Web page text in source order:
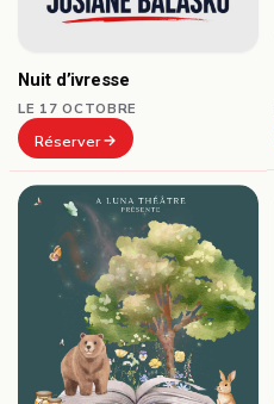
Nuit d’ivresse
LE 17 OCTOBRE
Réserver